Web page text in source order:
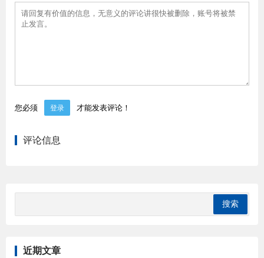
您必须 登录 才能发表评论！
评论信息
近期文章